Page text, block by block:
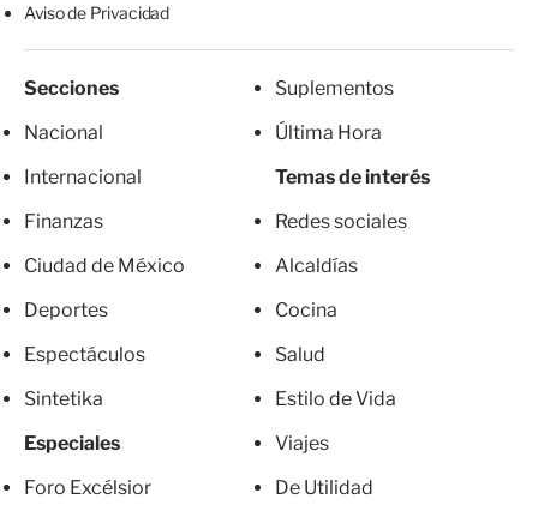
Aviso de Privacidad
Secciones
Nacional
Internacional
Finanzas
Ciudad de México
Deportes
Espectáculos
Sintetika
Especiales
Foro Excélsior
Suplementos
Última Hora
Temas de interés
Redes sociales
Alcaldías
Cocina
Salud
Estilo de Vida
Viajes
De Utilidad